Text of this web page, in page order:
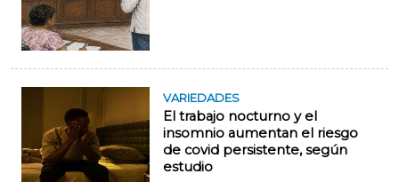
VARIEDADES
El trabajo nocturno y el
insomnio aumentan el riesgo
de covid persistente, según
estudio